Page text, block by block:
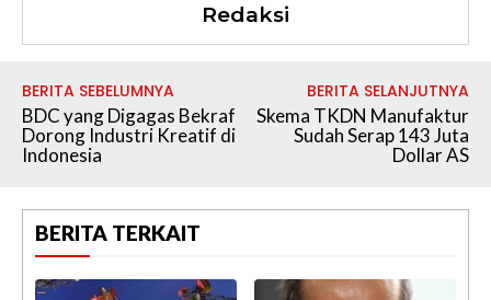
Redaksi
BERITA SEBELUMNYA
BDC yang Digagas Bekraf
Dorong Industri Kreatif di
Indonesia
BERITA SELANJUTNYA
​Skema TKDN Manufaktur
Sudah Serap 143 Juta
Dollar AS
BERITA TERKAIT